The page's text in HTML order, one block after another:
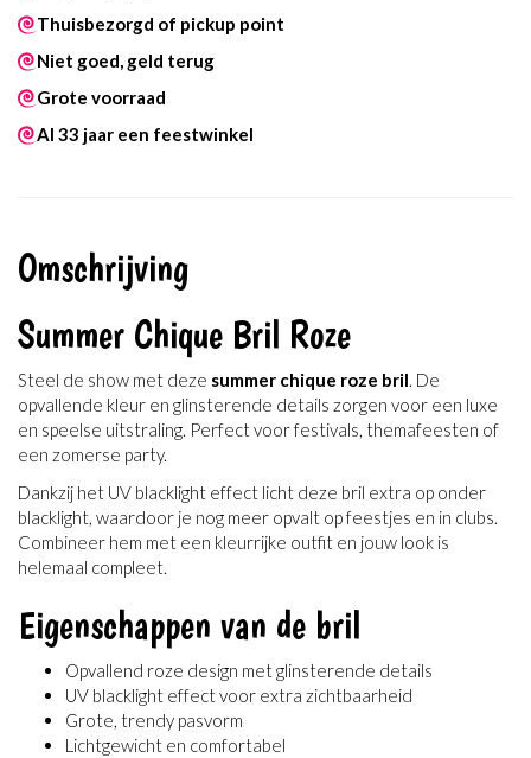
Thuisbezorgd of pickup point
Niet goed, geld terug
Grote voorraad
Al 33 jaar een feestwinkel
Omschrijving
Summer Chique Bril Roze
Steel de show met deze summer chique roze bril. De
opvallende kleur en glinsterende details zorgen voor een luxe
en speelse uitstraling. Perfect voor festivals, themafeesten of
een zomerse party.
Dankzij het UV blacklight effect licht deze bril extra op onder
blacklight, waardoor je nog meer opvalt op feestjes en in clubs.
Combineer hem met een kleurrijke outfit en jouw look is
helemaal compleet.
Eigenschappen van de bril
Opvallend roze design met glinsterende details
UV blacklight effect voor extra zichtbaarheid
Grote, trendy pasvorm
Lichtgewicht en comfortabel